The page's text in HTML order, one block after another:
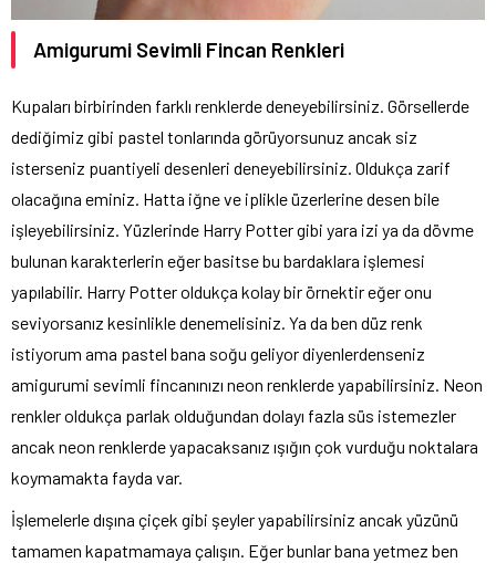
Amigurumi Sevimli Fincan Renkleri
Kupaları birbirinden farklı renklerde deneyebilirsiniz. Görsellerde
dediğimiz gibi pastel tonlarında görüyorsunuz ancak siz
isterseniz puantiyeli desenleri deneyebilirsiniz. Oldukça zarif
olacağına eminiz. Hatta iğne ve iplikle üzerlerine desen bile
işleyebilirsiniz. Yüzlerinde Harry Potter gibi yara izi ya da dövme
bulunan karakterlerin eğer basitse bu bardaklara işlemesi
yapılabilir. Harry Potter oldukça kolay bir örnektir eğer onu
seviyorsanız kesinlikle denemelisiniz. Ya da ben düz renk
istiyorum ama pastel bana soğu geliyor diyenlerdenseniz
amigurumi sevimli fincanınızı neon renklerde yapabilirsiniz. Neon
renkler oldukça parlak olduğundan dolayı fazla süs istemezler
ancak neon renklerde yapacaksanız ışığın çok vurduğu noktalara
koymamakta fayda var.
İşlemelerle dışına çiçek gibi şeyler yapabilirsiniz ancak yüzünü
tamamen kapatmamaya çalışın. Eğer bunlar bana yetmez ben